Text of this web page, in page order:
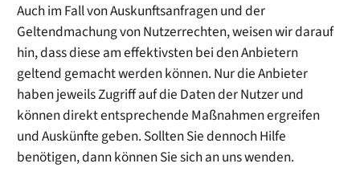
Auch im Fall von Auskunftsanfragen und der
Geltendmachung von Nutzerrechten, weisen wir darauf
hin, dass diese am effektivsten bei den Anbietern
geltend gemacht werden können. Nur die Anbieter
haben jeweils Zugriff auf die Daten der Nutzer und
können direkt entsprechende Maßnahmen ergreifen
und Auskünfte geben. Sollten Sie dennoch Hilfe
benötigen, dann können Sie sich an uns wenden.